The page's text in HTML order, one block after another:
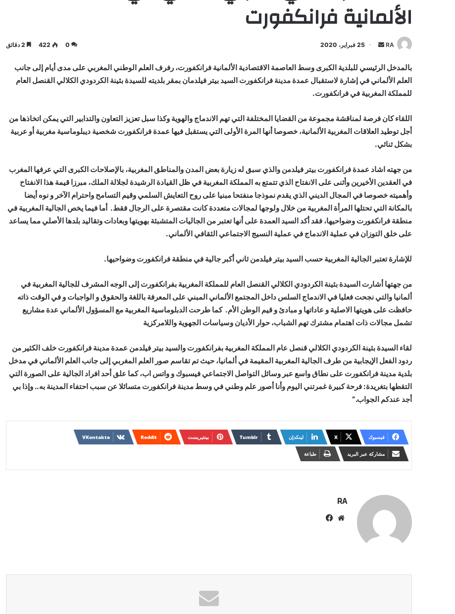
الألمانية فرانكفورت
RA
أرسل
إلكترونيا
25 فبراير، 2020 0
422
بالمدخل الرئيسي للبلدية الكبرى وسط العاصمة الاقتصادية الألمانية فرانكفورت، رفرف العلم الوطني المغربي على مدى أيام إلى جانب
العلم الألماني في إشارة لاستقبال عمدة مدينة فرانكفورت السيد بيتر فيلدمان بمقر بلديته للسيدة بثينة الكردودي الكلالي القنصل العام
للمملكة المغربية في فرانكفورت.
اللقاء كان فرصة لمناقشة مجموعة من القضايا المختلفة التي تهم الاندماج والهوية وكذا سبل تعزيز التعاون والتدابير التي يمكن اتخاذها من
أجل توطيد العلاقات المغربية الألمانية، خصوصا أنها المرة الأولى التي يستقبل فيها عمدة فرانكفورت شخصية ديبلوماسية مغربية أو عربية
بشكل ثنائي.
من جهته اشاد عمدة فرانكفورت بيتر فيلدمن والذي سبق له زيارة بعض المدن والمناطق المغربية، بالإصلاحات الكبرى التي عرفها المغرب
في العقدين الأخيرين وأثنى على الانفتاح الذي تتمتع به المملكة المغربية في ظل القيادة الرشيدة لجلالة الملك، مبرزا قيمة هذا الانفتاح
وأهميته خصوصا في المجال الديني الذي يقدم نموذجا منفتحا مبنيا على روح التعايش السلمي وقيم التسامح واحترام الآخر و نوه أيضا
بالمكانة التي تحتلها المرأة المغربية من خلال ولوجها لمجالات متعددة كانت مقتصرة على الرجال فقط. أما فيما يخص الجالية المغربية في
منطقة فرانكفورت وضواحيها، فقد أكد السيد العمدة على أنها تعتبر من الجاليات المتشبثة بهويتها وبعادات وتقاليد بلدها الأصلي مما يساعد
على خلق التوزان في عملية الاندماج في عملية النسيج الاجتماعي الثقافي الألماني.
للإشارة تعتبر الجالية المغربية حسب السيد بيتر فيلدمن ثاني أكبر جالية في منطقة فرانكفورت وضواحيها.
من جهتها أشارت السيدة بثينة الكردودي الكلالي القنصل العام للمملكة المغربية بفرانكفورت إلى الوجه المشرف للجالية المغربية في
ألمانيا والتي نجحت فعليا في الاندماج السلس داخل المجتمع الألماني المبني على المعرفة باللغة والحقوق و الواجبات و في الوقت ذاته
حافظت على هويتها الاصلية و عاداتها و مبادئ و قيم الوطن الأم. كما طرحت الدبلوماسية المغربية مع المسؤول الألماني عدة مشاريع
تشمل مجالات ذات اهتمام مشترك تهم الشباب، حوار الأديان وسياسات الجهوية واللامركزية
لقاء السيدة بثينة الكردودي الكلالي قنصل عام المملكة المغربية بفرانكفورت والسيد بيتر فيلدمن عمدة مدينة فرانكفورت خلف الكثير من
ردود الفعل الإيجابية من طرف الجالية المغربية المقيمة في ألمانيا، حيث تم تقاسم صور العلم المغربي إلى جانب العلم الألماني في مدخل
بلدية مدينة فرانكفورت على نطاق واسع عبر وسائل التواصل الاجتماعي فيسبوك و واتس اب، كما علق أحد افراد الجالية على الصورة التي
التقطها بتغريدة: فرحة كبيرة غمرتني اليوم وأنا أصور علم وطني في وسط مدينة فرانكفورت متسائلا عن سبب احتفاء المدينة به.. وإذا بي
أجد عندكم الجواب.”
فيسبوك X لينكدإن بينتيريست
مشاركة عبر البريد طباعة
RA
موقع